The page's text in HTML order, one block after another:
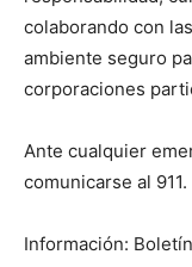
colaborando con
ambiente seguro
corporaciones
Ante cualquier
comunicarse al 911.
Información: